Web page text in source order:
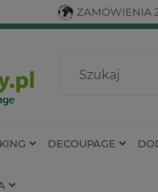
ZAMÓWIENIA
DECOUPAGE